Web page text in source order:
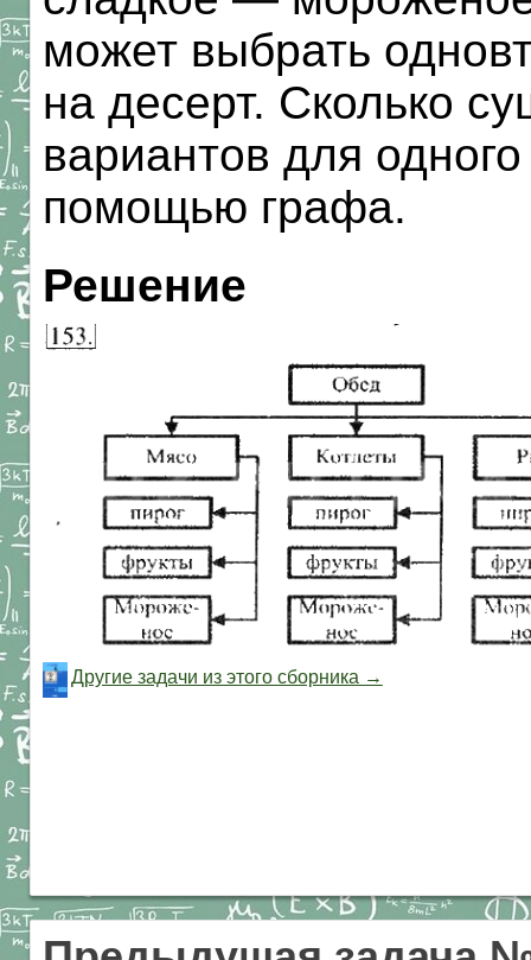
может выбрать
на десерт. Сколько
вариантов для
помощью графа.
Решение
Другие задачи из этого сборника →